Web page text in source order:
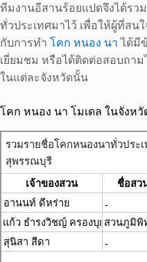
ทีมงานอีสานร้อยแปดจึงได้รว
ทั่วประเทศมาไว้ เพื่อให้ผู้ที่สน
กับการทำ โคก หนอง นาได้มี
เยี่ยมชม หรือได้ติดต่อสอบถา
ในแต่ละจังหวัดนั้น
โคก หนอง นา โมเดล ในจังห